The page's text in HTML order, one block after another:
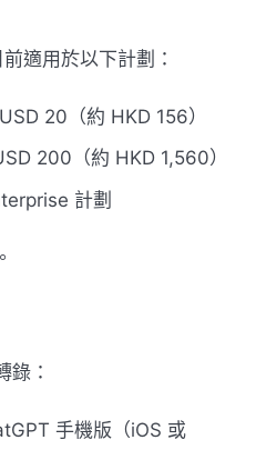
適用於以下計劃：
20（約 HKD 156）
200（約 HKD 1,560）
計劃
錄：
手機版（iOS 或